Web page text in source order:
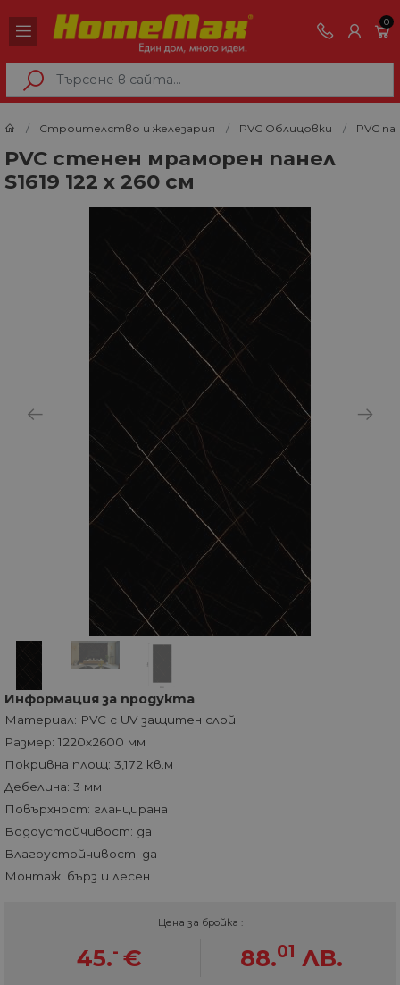
0
Строителство и железария PVC Облицовки PVC
PVC стенен мраморен панел
S1619 122 х 260 см
Информация за продукта
Материал: PVC с UV защитен слой
Размер: 1220x2600 мм
Покривна площ: 3,172 кв.м
Дебелина: 3 мм
Повърхност: гланцирана
Водоустойчивост: да
Влагоустойчивост: да
Монтаж: бърз и лесен
Цена за бройка :
45.- € 88.01 ЛВ.